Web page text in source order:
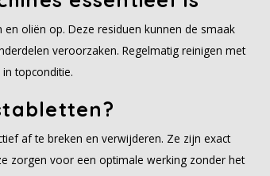
oliën op. Deze residuen kunnen de smaak
veroorzaken. Regelmatig reinigen met
topconditie.
af te breken en verwijderen. Ze zijn exact
zorgen voor een optimale werking zonder het